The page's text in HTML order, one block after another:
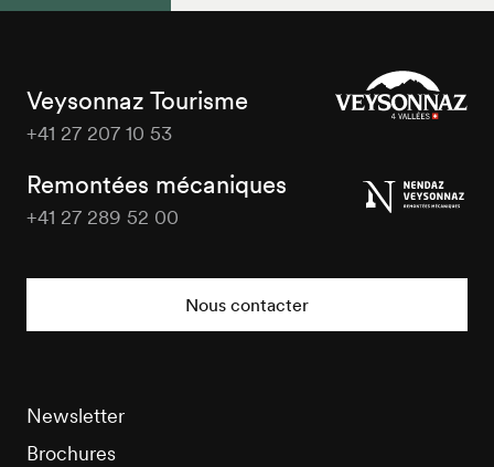
Veysonnaz Tourisme
+41 27 207 10 53
Remontées mécaniques
+41 27 289 52 00
Nous contacter
Newsletter
Brochures